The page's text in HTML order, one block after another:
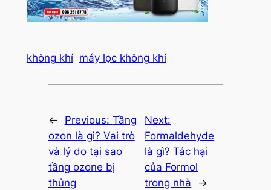
không khí máy lọc không khí
← Previous: Tầng
ozon là gì? Vai trò
và lý do tại sao
tầng ozone bị
thủng
Next:
Formaldehyde
là gì? Tác hại
của Formol
trong nhà
→